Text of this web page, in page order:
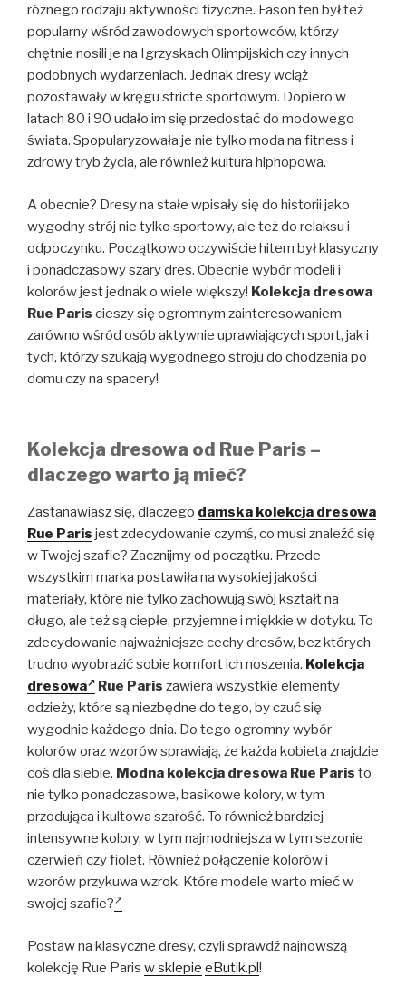
różnego rodzaju aktywności fizyczne. Fason ten był też
popularny wśród zawodowych sportowców, którzy
chętnie nosili je na Igrzyskach Olimpijskich czy innych
podobnych wydarzeniach. Jednak dresy wciąż
pozostawały w kręgu stricte sportowym. Dopiero w
latach 80 i 90 udało im się przedostać do modowego
świata. Spopularyzowała je nie tylko moda na fitness i
zdrowy tryb życia, ale również kultura hiphopowa.
A obecnie? Dresy na stałe wpisały się do historii jako
wygodny strój nie tylko sportowy, ale też do relaksu i
odpoczynku. Początkowo oczywiście hitem był klasyczny
i ponadczasowy szary dres. Obecnie wybór modeli i
kolorów jest jednak o wiele większy! Kolekcja dresowa
Rue Paris cieszy się ogromnym zainteresowaniem
zarówno wśród osób aktywnie uprawiających sport, jak i
tych, którzy szukają wygodnego stroju do chodzenia po
domu czy na spacery!
Kolekcja dresowa od Rue Paris –
dlaczego warto ją mieć?
Zastanawiasz się, dlaczego damska kolekcja dresowa
Rue Paris jest zdecydowanie czymś, co musi znaleźć się
w Twojej szafie? Zacznijmy od początku. Przede
wszystkim marka postawiła na wysokiej jakości
materiały, które nie tylko zachowują swój kształt na
długo, ale też są ciepłe, przyjemne i miękkie w dotyku. To
zdecydowanie najważniejsze cechy dresów, bez których
trudno wyobrazić sobie komfort ich noszenia. Kolekcja
dresowa
Rue Paris zawiera wszystkie elementy
odzieży, które są niezbędne do tego, by czuć się
wygodnie każdego dnia. Do tego ogromny wybór
kolorów oraz wzorów sprawiają, że każda kobieta znajdzie
coś dla siebie. Modna kolekcja dresowa Rue Paris to
nie tylko ponadczasowe, basikowe kolory, w tym
przodująca i kultowa szarość. To również bardziej
intensywne kolory, w tym najmodniejsza w tym sezonie
czerwień czy fiolet. Również połączenie kolorów i
wzorów przykuwa wzrok. Które modele warto mieć w
swojej szafie?
Postaw na klasyczne dresy, czyli sprawdź najnowszą
kolekcję Rue Paris w sklepie eButik.pl!